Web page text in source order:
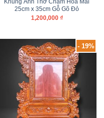
Khung Ảnh Thờ Chạm Hoa Mai
25cm x 35cm Gỗ Gõ Đỏ
1,200,000 ₫
- 19%